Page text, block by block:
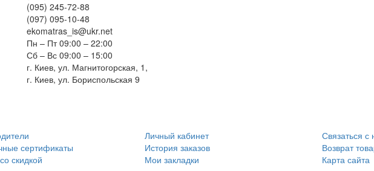
(095) 245-72-88
(097) 095-10-48
ekomatras_is@ukr.net
Пн – Пт 09:00 – 22:00
Сб – Вс 09:00 – 15:00
г. Киев, ул. Магнитогорская, 1,
г. Киев, ул. Бориспольская 9
сертификаты
скидкой
Личный кабинет
История заказов
Мои закладки
Связаться с
Возврат
Карта сайта